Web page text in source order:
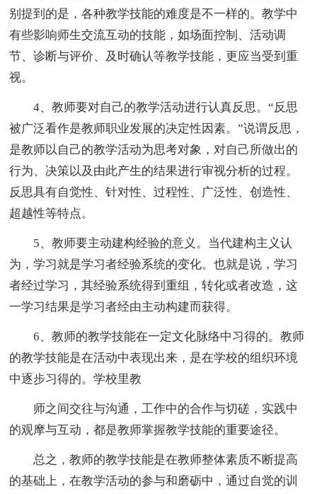
别提到的是，各种教学技能的难度是不一样的。教学中
有些影响师生交流互动的技能，如场面控制、活动调
节、诊断与评价、及时确认等教学技能，更应当受到重
视。
4、教师要对自己的教学活动进行认真反思。“反思
被广泛看作是教师职业发展的决定性因素。”说谓反思，
是教师以自己的教学活动为思考对象，对自己所做出的
行为、决策以及由此产生的结果进行审视分析的过程。
反思具有自觉性、针对性、过程性、广泛性、创造性、
超越性等特点。
5、教师要主动建构经验的意义。当代建构主义认
为，学习就是学习者经验系统的变化。也就是说，学习
者经过学习，其经验系统得到重组，转化或者改造，这
一学习结果是学习者经由主动构建而获得。
6、教师的教学技能在一定文化脉络中习得的。教师
的教学技能是在活动中表现出来，是在学校的组织环境
中逐步习得的。学校里教
师之间交往与沟通，工作中的合作与切磋，实践中
的观摩与互动，都是教师掌握教学技能的重要途径。
总之，教师的教学技能是在教师整体素质不断提高
的基础上，在教学活动的参与和磨砺中，通过自觉的训